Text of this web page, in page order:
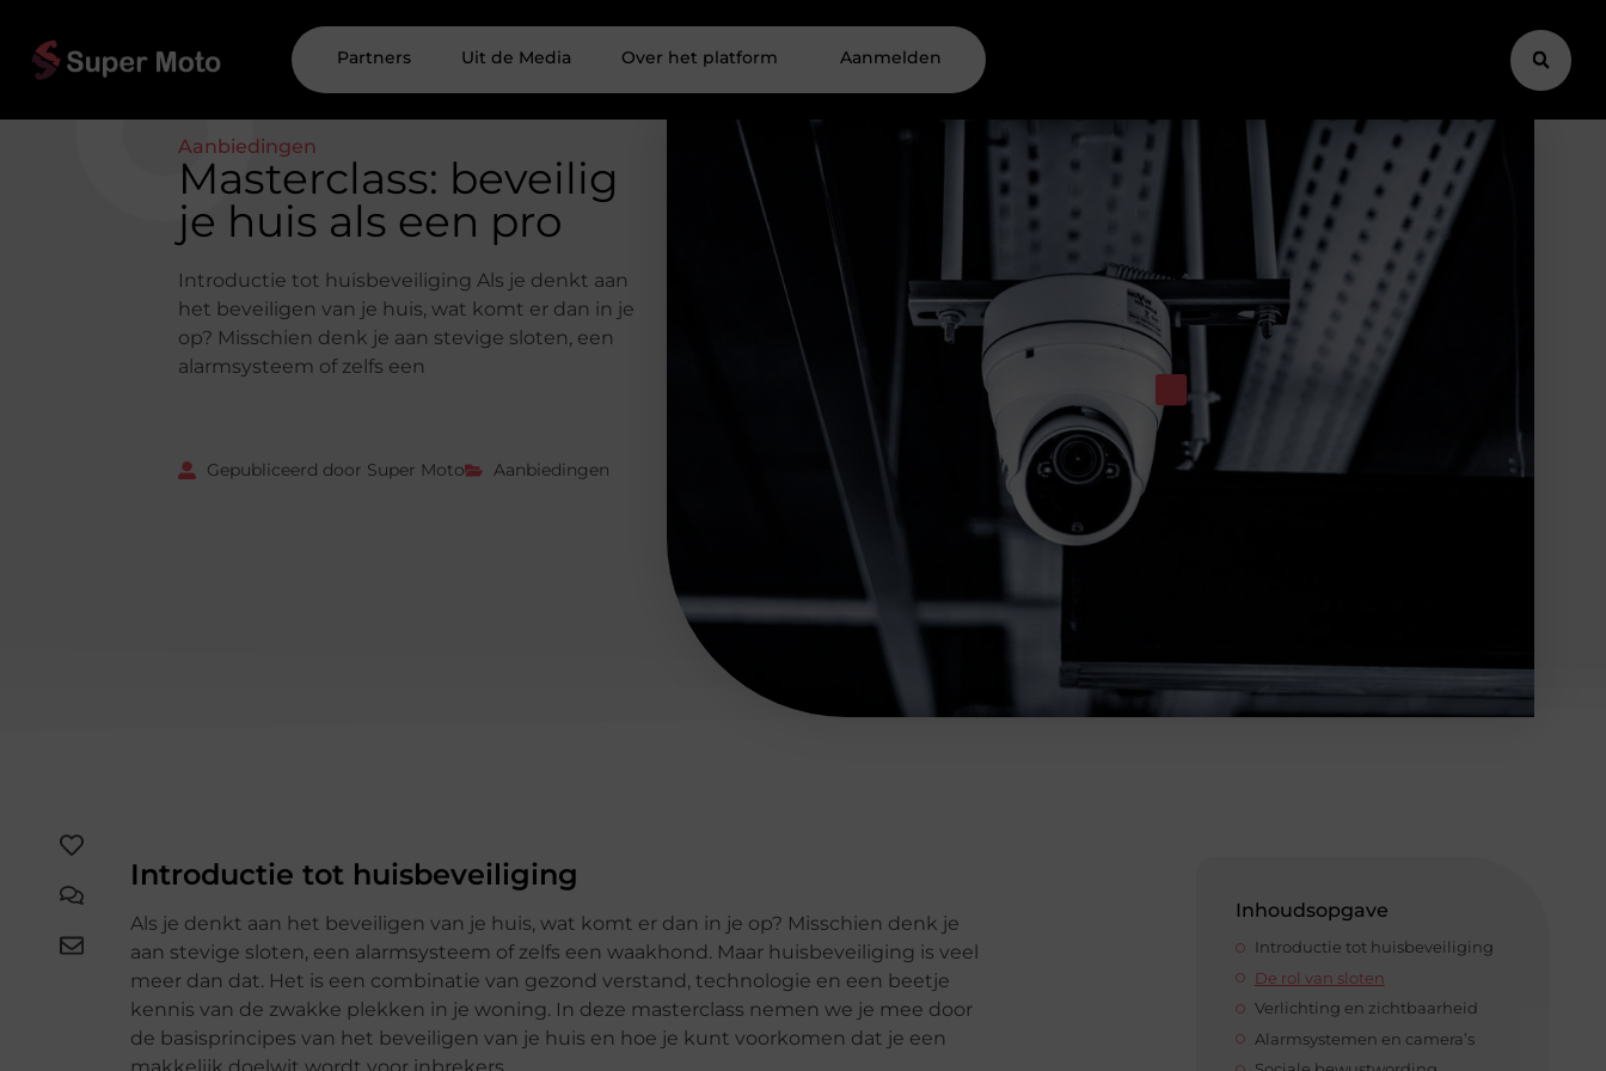
Partners Uit de Media Over het platform Aanmelden
Aanbiedingen
Masterclass: beveilig
je huis als een pro
Introductie tot huisbeveiliging Als je denkt aan
het beveiligen van je huis, wat komt er dan in je
op? Misschien denk je aan stevige sloten, een
alarmsysteem of zelfs een
Gepubliceerd door Super Moto Aanbiedingen
Inhoudsopgave
Introductie tot huisbeveiliging
De rol van sloten
Verlichting en zichtbaarheid
Alarmsystemen en camera’s
Introductie tot huisbeveiliging
Als je denkt aan het beveiligen van je huis, wat komt er dan in je op? Misschien denk je
aan stevige sloten, een alarmsysteem of zelfs een waakhond. Maar huisbeveiliging is veel
meer dan dat. Het is een combinatie van gezond verstand, technologie en een beetje
kennis van de zwakke plekken in je woning. In deze masterclass nemen we je mee door
de basisprincipes van het beveiligen van je huis en hoe je kunt voorkomen dat je een